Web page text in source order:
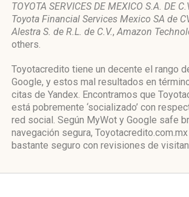
TOYOTA SERVICES DE MEXICO S.A. DE
Toyota Financial Services Mexico SA de
Alestra S. de R.L. de C.V.,Amazon
others.
Toyotacredito tiene un decente el rango
Google, y estos mal resultados en
citas de Yandex. Encontramos que
está pobremente ‘socializado’ con
red social. Según MyWot y Google safe
navegación segura,
bastante seguro con revisiones de